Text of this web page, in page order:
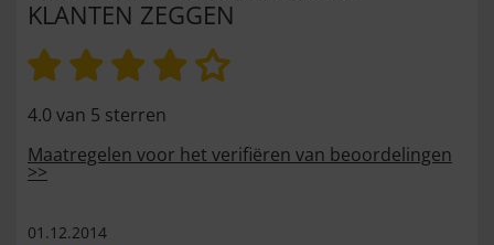
KLANTEN ZEGGEN
4.0 van 5 sterren
Maatregelen voor het verifiëren van beoordelingen
>>
01.12.2014